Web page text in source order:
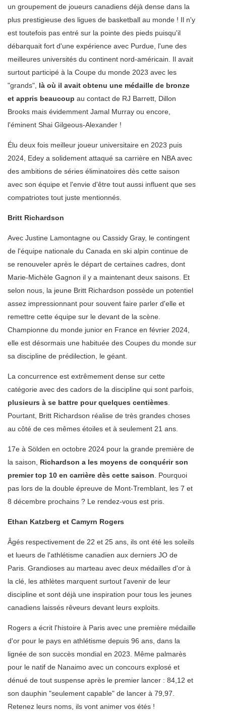
un groupement de joueurs canadiens déjà dense dans la
plus prestigieuse des ligues de basketball au monde ! Il n'y
est toutefois pas entré sur la pointe des pieds puisqu'il
débarquait fort d'une expérience avec Purdue, l'une des
meilleures universités du continent nord-américain. Il avait
surtout participé à la Coupe du monde 2023 avec les
"grands", là où il avait obtenu une médaille de bronze
et appris beaucoup au contact de RJ Barrett, Dillon
Brooks mais évidemment Jamal Murray ou encore,
l'éminent Shai Gilgeous-Alexander !
Élu deux fois meilleur joueur universitaire en 2023 puis
2024, Edey a solidement attaqué sa carrière en NBA avec
des ambitions de séries éliminatoires dès cette saison
avec son équipe et l'envie d'être tout aussi influent que ses
compatriotes tout juste mentionnés.
Britt Richardson
Avec Justine Lamontagne ou Cassidy Gray, le contingent
de l'équipe nationale du Canada en ski alpin continue de
se renouveler après le départ de certaines cadres, dont
Marie-Michèle Gagnon il y a maintenant deux saisons. Et
selon nous, la jeune Britt Richardson possède un potentiel
assez impressionnant pour souvent faire parler d'elle et
remettre cette équipe sur le devant de la scène.
Championne du monde junior en France en février 2024,
elle est désormais une habituée des Coupes du monde sur
sa discipline de prédilection, le géant.
La concurrence est extrêmement dense sur cette
catégorie avec des cadors de la discipline qui sont parfois,
plusieurs à se battre pour quelques centièmes
Pourtant, Britt Richardson réalise de très grandes choses
au côté de ces mêmes étoiles et à seulement 21 ans.
17e à Sölden en octobre 2024 pour la grande première de
la saison, Richardson a les moyens de conquérir son
premier top 10 en carrière dès cette saison . Pourquoi
pas lors de la double épreuve de Mont-Tremblant, les 7 et
8 décembre prochains ? Le rendez-vous est pris.
Ethan Katzberg et Camyrn Rogers
Âgés respectivement de 22 et 25 ans, ils ont été les soleils
et lueurs de l'athlétisme canadien aux derniers JO de
Paris. Grandioses au marteau avec deux médailles d'or à
la clé, les athlètes marquent surtout l'avenir de leur
discipline et sont déjà une inspiration pour tous les jeunes
canadiens laissés rêveurs devant leurs exploits.
Rogers a écrit l'histoire à Paris avec une première médaille
d'or pour le pays en athlétisme depuis 96 ans, dans la
lignée de son succès mondial en 2023. Même palmarès
pour le natif de Nanaimo avec un concours explosé et
dénué de tout suspense après le premier lancer : 84,12 et
son dauphin "seulement capable" de lancer à 79,97.
Retenez leurs noms, ils vont animer vos étés !